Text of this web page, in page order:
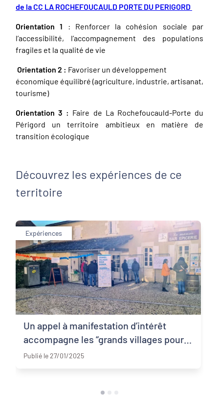
de la CC LA ROCHEFOUCAULD PORTE DU PERIGORD
Orientation 1
: Renforcer la cohésion sociale par
l’accessibilité, l’accompagnement des populations
fragiles et la qualité de vie
Orientation 2 : Favoriser un développement
économique équilibré (agriculture, industrie, artisanat,
tourisme)
Orientation 3 : Faire de La Rochefoucauld-Porte du
Périgord un territoire ambitieux en matière de
transition écologique
Découvrez les expériences de ce
territoire
Expériences
Un appel à manifestation d’intérêt
accompagne les “grands villages pour
demain”
Publié le 27/01/2025